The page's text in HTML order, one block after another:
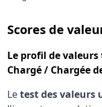
Scores de
Le profil de valeurs
Chargé / Chargée
Letest des valeurs